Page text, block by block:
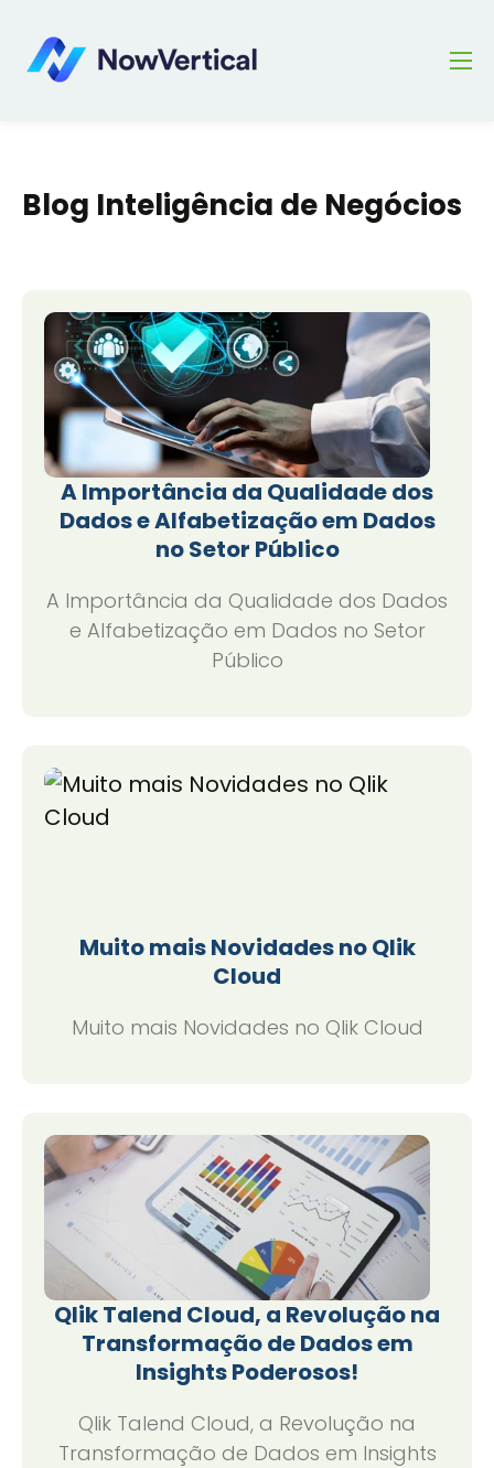
Blog Inteligência de Negócios
A Importância da Qualidade dos
Dados e Alfabetização em Dados
no Setor Público
A Importância da Qualidade dos Dados
e Alfabetização em Dados no Setor
Público
Muito mais Novidades no Qlik
Cloud
Muito mais Novidades no Qlik Cloud
Qlik Talend Cloud, a Revolução na
Transformação de Dados em
Insights Poderosos!
Qlik Talend Cloud, a Revolução na
Transformação de Dados em Insights